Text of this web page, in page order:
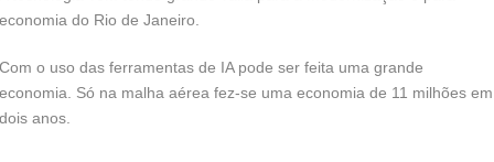
economia do Rio de Janeiro.
Com o uso das ferramentas de IA pode ser feita uma grande
economia. Só na malha aérea fez-se uma economia de 11 milhões em
dois anos.